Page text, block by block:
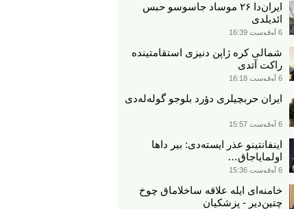
ایران‌دا ۲۶ موساد جاسوسو حبس
ائدیلدی
6 آوقوست 16:39
شمالی کره ژاپن دنیزی استقامتینده
راکت آتدی
6 آوقوست 16:18
ایران حربچیلری دؤرد بلوجو گوله‌له‌دی
6 آوقوست 15:57
اینفانتینو عذر ایسته‌دی: بیر داها
اولمایاجاق…
6 آوقوست 15:36
خامنه‌ای ایله علاقه ساخلاماق چوخ
چتین‌دیر - پزشکیان